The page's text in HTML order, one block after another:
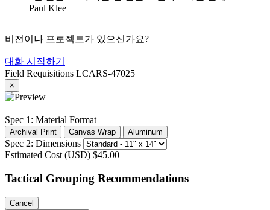
Paul Klee
비전이나 프로젝트가 있으신가요?
대화 시작하기
Field Requisitions LCARS-47025
×
Spec 1: Material Format
Archival Print Canvas Wrap Aluminum
Spec 2: Dimensions
Estimated Cost (USD) $45.00
Tactical Grouping Recommendations
Cancel